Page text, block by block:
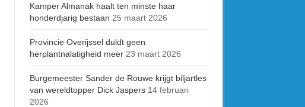
Kamper Almanak haalt ten minste haar
honderdjarig bestaan 25 maart 2026
Provincie Overijssel duldt geen
herplantnalatigheid meer 23 maart 2026
Burgemeester Sander de Rouwe krijgt biljartles
van wereldtopper Dick Jaspers 14 februari
2026